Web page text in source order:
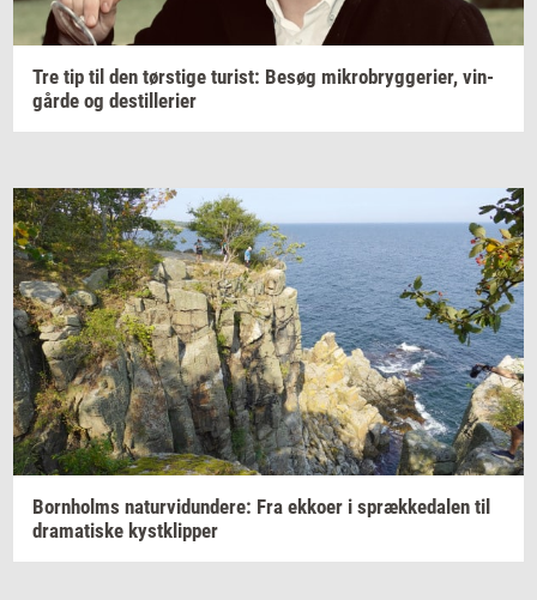
Tre tip til den tørsti­ge turist: Besøg mi­kro­bryg­ge­ri­er, vin­
går­de og destil­le­ri­er
Born­holms na­tur­vi­dun­de­re: Fra ek­ko­er i spræk­ke­da­len til
dra­ma­ti­ske kyst­klip­per